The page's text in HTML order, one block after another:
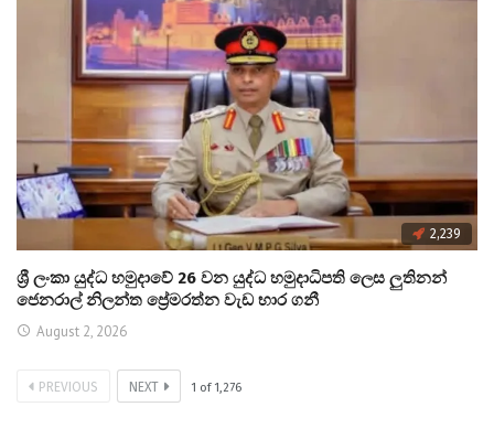
2,239
ශ්‍රී ලංකා යුද්ධ හමුදාවේ 26 වන යුද්ධ හමුදාධිපති ලෙස ලුතිනන්
ජෙනරාල් නිලන්ත ප්‍රේමරත්න වැඩ භාර ගනී
August 2, 2026
PREVIOUS NEXT 1 of 1,276